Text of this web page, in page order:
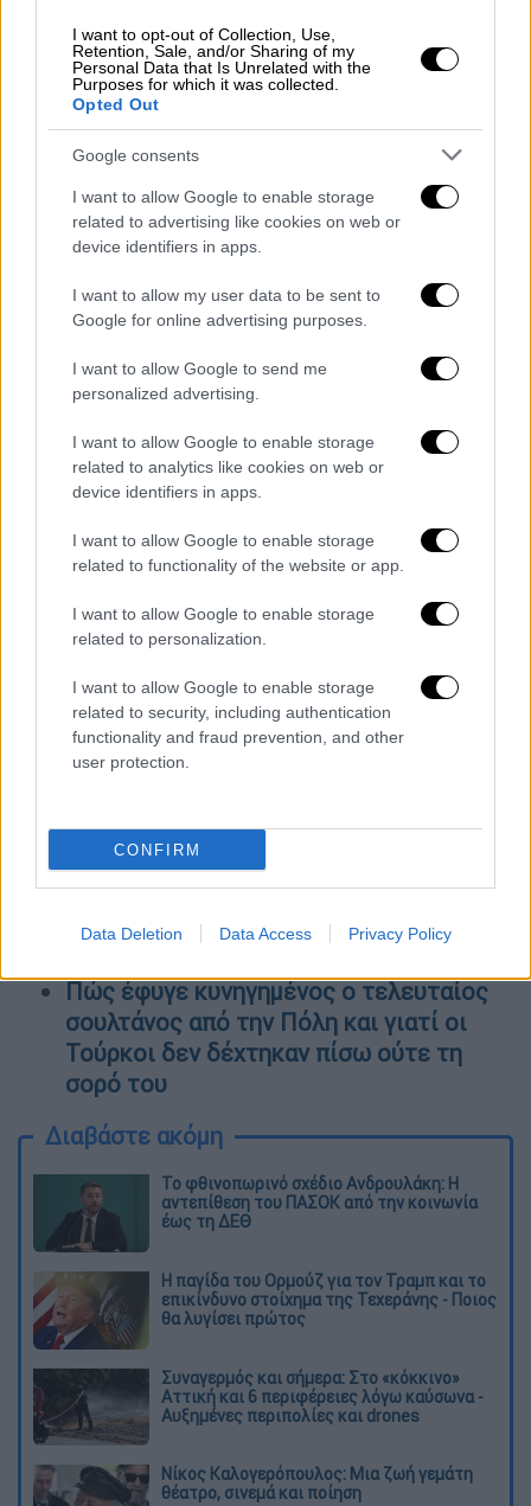
I want to opt-out of Collection, Use,
Retention, Sale, and/or Sharing of my
Personal Data that Is Unrelated with the
Purposes for which it was collected.
Opted Out
Google consents
I want to allow Google to enable storage
related to advertising like cookies on web or
device identifiers in apps.
I want to allow my user data to be sent to
Google for online advertising purposes.
I want to allow Google to send me
personalized advertising.
I want to allow Google to enable storage
related to analytics like cookies on web or
device identifiers in apps.
I want to allow Google to enable storage
related to functionality of the website or app.
I want to allow Google to enable storage
related to personalization.
I want to allow Google to enable storage
related to security, including authentication
functionality and fraud prevention, and other
user protection.
CONFIRM
Data Deletion Data Access Privacy Policy
Αττικής και στην Περιφερειακή Ενότητα
Θεσσαλονίκης, οι οποίες απευθύνονται στις
κατά τόπο αρμόδιες αστυνομικές αρχές ή σε
Συμβουλευτικό Κέντρο του Δικτύου της
Γενικής Γραμματείας Δημογραφικής και
Οικογενειακής Πολιτικής και Ισότητας των
Φύλων (Γ.Γ.Δ.Ο.Π.Ι.Φ.) του Υπουργείου
Εργασίας και Κοινωνικών Υποθέσεων.
Μετά από τη λήξη της πιλοτικής εφαρμογής,
το πρόγραμμα «Κομβίο Πανικού»
αξιολογηθεί από τις αρμόδιες υπηρεσίες
των Υπουργείων Εργασίας και Κοινωνικών
Υποθέσεων και Προστασίας του Πολίτη.
ΌΛΕΣ ΟΙ ΕΙΔΗΣΕΙΣ
Πολυτεχνείο 2022: Δρακόντεια
αστυνομικά μέτρα και κυκλοφοριακές
είναι κλειστοί
Στα όριά τους και με... λίστες αναμονής
τα κοιμητήρια της Αθήνας και των
μεγάλων αστικών κέντρων - Γιατί δεν
ιδρύονται νέα
Αυξήσεις στους μισθούς εκπαιδευτικών
στους πανεπιστημιακούς από το
υπουργείο Παιδείας
Μίνι ασφαλιστικό: Οι 19 συν μία
παρεμβάσεις για μισθωτούς,
Πώς έφυγε κυνηγημένος ο τελευταίος
σουλτάνος από την Πόλη και γιατί οι
Τούρκοι δεν δέχτηκαν πίσω ούτε τη
σορό του
Διαβάστε ακόμη
Το φθινοπωρινό σχέδιο Ανδρουλάκη: Η
αντεπίθεση του ΠΑΣΟΚ από την κοινωνία
έως τη ΔΕΘ
Η παγίδα του Ορμούζ για τον Τραμπ και το
επικίνδυνο στοίχημα της Τεχεράνης - Ποιος
θα λυγίσει πρώτος
Συναγερμός και σήμερα: Στο «κόκκινο»
Αττική και 6 περιφέρειες λόγω καύσωνα -
Αυξημένες περιπολίες και drones
Νίκος Καλογερόπουλος: Μια ζωή γεμάτη
θέατρο, σινεμά και ποίηση